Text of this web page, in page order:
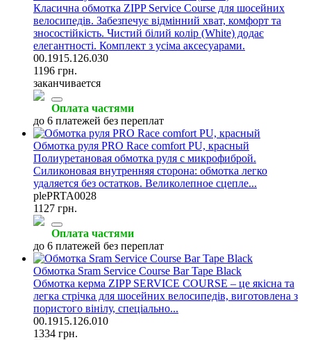
Класична обмотка ZIPP Service Course для шосейних
велосипедів. Забезпечує відмінний хват, комфорт та
зносостійкість. Чистий білий колір (White) додає
елегантності. Комплект з усіма аксесуарами.
00.1915.126.030
1196 грн.
заканчивается
Оплата частями
до 6 платежей без переплат
Обмотка руля PRO Race comfort PU, красный
Полиуретановая обмотка руля с микрофиброй.
Силиконовая внутренняя сторона: обмотка легко
удаляется без остатков. Великолепное сцепле...
plePRTA0028
1127 грн.
Оплата частями
до 6 платежей без переплат
Обмотка Sram Service Course Bar Tape Black
Обмотка керма ZIPP SERVICE COURSE – це якісна та
легка стрічка для шосейних велосипедів, виготовлена з
пористого вінілу, спеціально...
00.1915.126.010
1334 грн.